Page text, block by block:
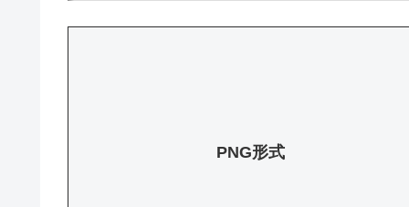
PNG形式